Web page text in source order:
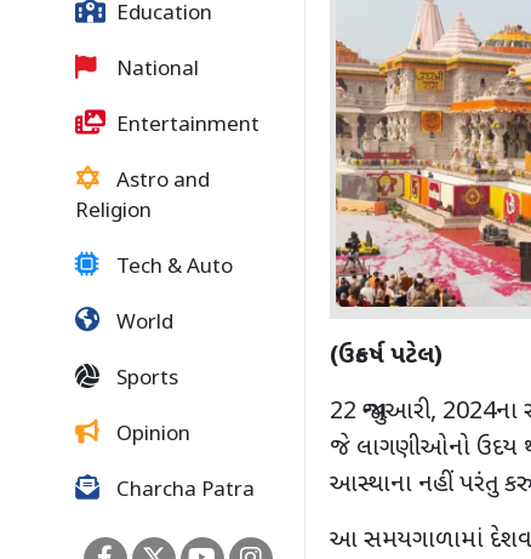
Education
National
Entertainment
Astro and
Religion
Tech & Auto
World
Sports
Opinion
Charcha Patra
(ઉત્કર્ષ પટેલ)
22 જાન્યુઆરી, 2024ના
જે લાગણીઓનો ઉદય
આસ્થાના નહીં પરંતુ
આ સમયગાળામાં